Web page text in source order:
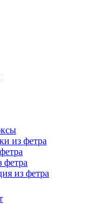
из фетра
фетра
из фетра